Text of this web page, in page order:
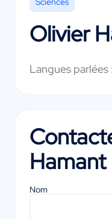
Olivier
Langues parlées :
Hamant
Nom